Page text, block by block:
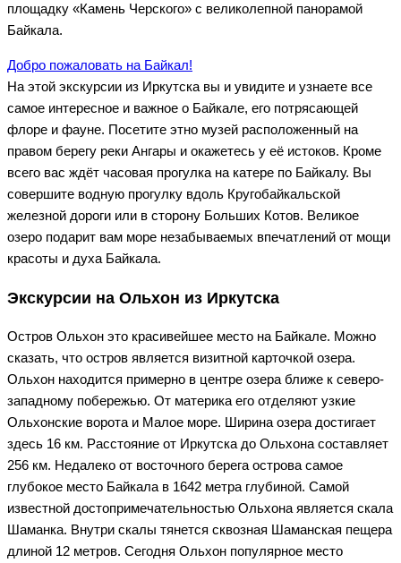
площадку «Камень Черского» с великолепной панорамой
Байкала.
Добро пожаловать на Байкал!
На этой экскурсии из Иркутска вы и увидите и узнаете все
самое интересное и важное о Байкале, его потрясающей
флоре и фауне. Посетите этно музей расположенный на
правом берегу реки Ангары и окажетесь у её истоков. Кроме
всего вас ждёт часовая прогулка на катере по Байкалу. Вы
совершите водную прогулку вдоль Кругобайкальской
железной дороги или в сторону Больших Котов. Великое
озеро подарит вам море незабываемых впечатлений от мощи
красоты и духа Байкала.
Экскурсии на Ольхон из Иркутска
Остров Ольхон это красивейшее место на Байкале. Можно
сказать, что остров является визитной карточкой озера.
Ольхон находится примерно в центре озера ближе к северо-
западному побережью. От материка его отделяют узкие
Ольхонские ворота и Малое море. Ширина озера достигает
здесь 16 км. Расстояние от Иркутска до Ольхона составляет
256 км. Недалеко от восточного берега острова самое
глубокое место Байкала в 1642 метра глубиной. Самой
известной достопримечательностью Ольхона является скала
Шаманка. Внутри скалы тянется сквозная Шаманская пещера
длиной 12 метров. Сегодня Ольхон популярное место